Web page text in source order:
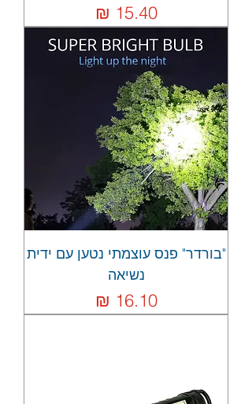
מחיר‏15.40 ‏₪
"בורדר" פנס עוצמתי נטען עם ידית
נשיאה
מחיר‏16.10 ‏₪